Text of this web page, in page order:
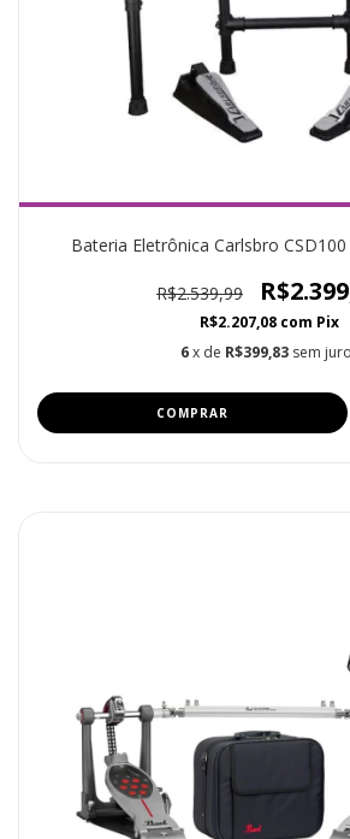
Bateria Eletrônica Carlsbro
R$2.539,99
R$2.207,08 com Pix
6 x de R$399,83 sem